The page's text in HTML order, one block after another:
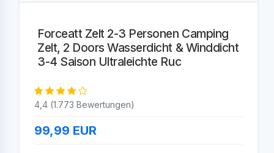
Forceatt Zelt 2-3 Personen Camping
Zelt, 2 Doors Wasserdicht & Winddicht
3-4 Saison Ultraleichte Ruc
4,4 (1.773 Bewertungen)
99,99 EUR